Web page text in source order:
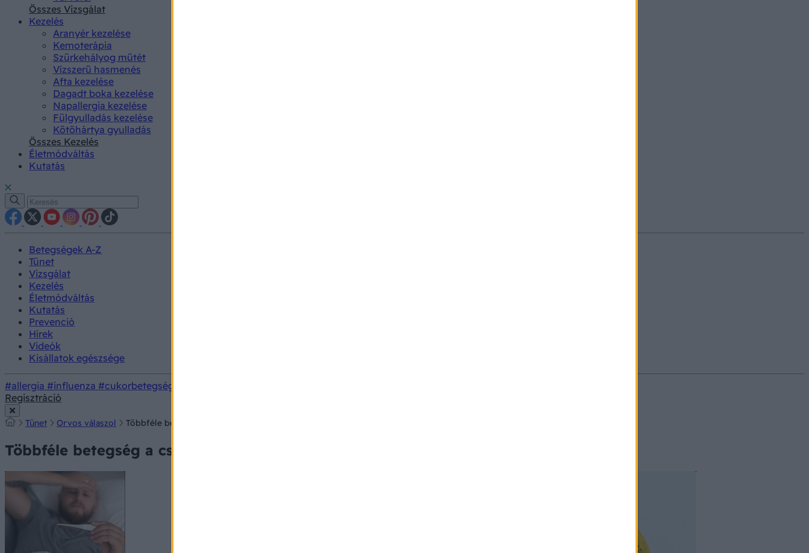
Összes Vizsgálat
Kezelés
Aranyér kezelése
Kemoterápia
Szürkehályog műtét
Vízszerű hasmenés
Afta kezelése
Dagadt boka kezelése
Napallergia kezelése
Fülgyulladás kezelése
Kötőhártya gyulladás
Összes Kezelés
Életmódváltás
Kutatás
Betegségek A-Z
Tünet
Vizsgálat
Kezelés
Életmódváltás
Kutatás
Prevenció
Hírek
Videók
Kisállatok egészsége
#allergia #influenza #cukorbetegség
Regisztráció
Tünet Orvos válaszol Többféle betegség a családban
Többféle betegség a családban